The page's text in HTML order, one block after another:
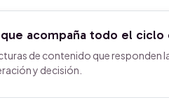
acompaña todo el ciclo
de contenido que responden
y decisión.